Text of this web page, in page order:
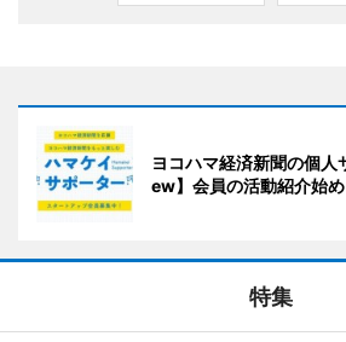
ヨコハマ経済新聞の個
ew】会員の活動紹介始
特集